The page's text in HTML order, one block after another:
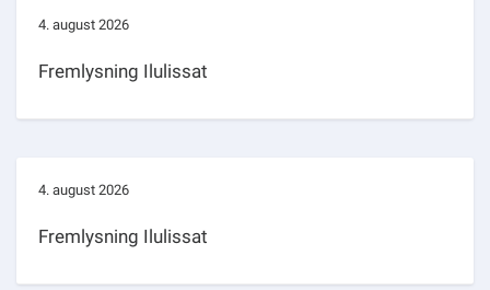
4. august 2026
Fremlysning Ilulissat
4. august 2026
Fremlysning Ilulissat